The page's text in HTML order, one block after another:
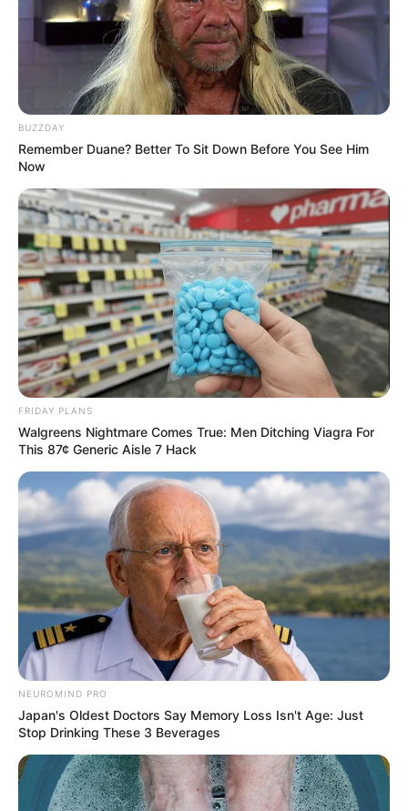
BUZZDAY
Remember Duane? Better To Sit Down Before You See Him
Now
FRIDAY PLANS
Walgreens Nightmare Comes True: Men Ditching Viagra For
This 87¢ Generic Aisle 7 Hack
NEUROMIND PRO
Japan's Oldest Doctors Say Memory Loss Isn't Age: Just
Stop Drinking These 3 Beverages